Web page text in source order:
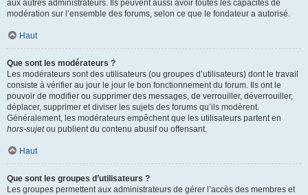
aux autres administrateurs. Ils peuvent aussi avoir toutes les capacités de
modération sur l’ensemble des forums, selon ce que le fondateur a autorisé.
Haut
Que sont les modérateurs ?
Les modérateurs sont des utilisateurs (ou groupes d’utilisateurs) dont le travail
consiste à vérifier au jour le jour le bon fonctionnement du forum. Ils ont le
pouvoir de modifier ou supprimer des messages, de verrouiller, déverrouiller,
déplacer, supprimer et diviser les sujets des forums qu’ils modèrent.
Généralement, les modérateurs empêchent que les utilisateurs partent en
hors-sujetou publient du contenu abusif ou offensant.
Haut
Que sont les groupes d’utilisateurs ?
Les groupes permettent aux administrateurs de gérer l’accès des membres et